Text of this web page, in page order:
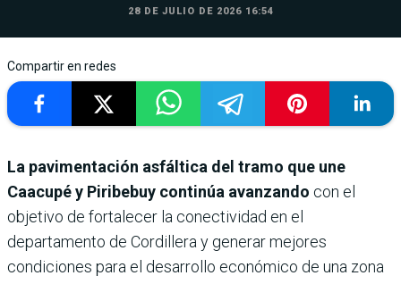
28 DE JULIO DE 2026 16:54
Compartir en redes
La pavimentación asfáltica del tramo que une
Caacupé y Piribebuy continúa avanzando con el
objetivo de fortalecer la conectividad en el
departamento de Cordillera y generar mejores
condiciones para el desarrollo económico de una zona